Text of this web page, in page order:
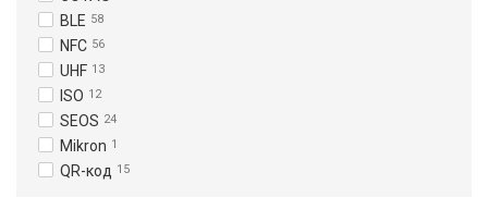
BLE 58
NFC 56
UHF 13
ISO 12
SEOS 24
Mikron 1
QR-код 15